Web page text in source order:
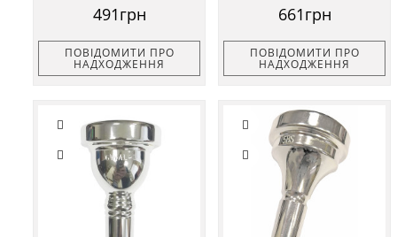
491грн
ПОВІДОМИТИ ПРО
НАДХОДЖЕННЯ
661грн
ПОВІДОМИТИ ПРО
НАДХОДЖЕННЯ